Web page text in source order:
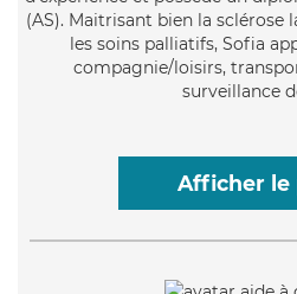
(AS). Maitrisant bien la
les soins palliatifs, Sofia
compagnie/loisirs,
surveillance
Afficher le